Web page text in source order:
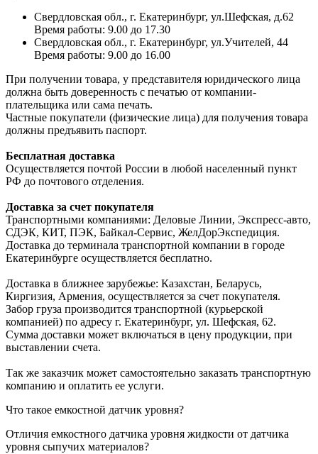
Свердловская обл., г. Екатеринбург, ул.Шефская, д.62
Время работы: 9.00 до 17.30
Свердловская обл., г. Екатеринбург, ул.Учителей, 44
Время работы: 9.00 до 16.00
При получении товара, у представителя юридического лица
должна быть доверенность с печатью от компании-
плательщика или сама печать.
Частные покупатели (физические лица) для получения товара
должны предъявить паспорт.
Бесплатная доставка
Осуществляется почтой России в любой населенный пункт
РФ до почтового отделения.
Доставка за счет покупателя
Транспортными компаниями: Деловые Линии, Экспресс-авто,
СДЭК, КИТ, ПЭК, Байкал-Сервис, ЖелДорЭкспедиция.
Доставка до терминала транспортной компании в городе
Екатеринбурге осуществляется бесплатно.
Доставка в ближнее зарубежье: Казахстан, Беларусь,
Киргизия, Армения, осуществляется за счет покупателя.
Забор груза производится транспортной (курьерской
компанией) по адресу г. Екатеринбург, ул. Шефская, 62.
Сумма доставки может включаться в цену продукции, при
выставлении счета.
Так же заказчик может самостоятельно заказать транспортную
компанию и оплатить ее услуги.
Что такое емкостной датчик уровня?
Отличия емкостного датчика уровня жидкости от датчика
уровня сыпучих материалов?